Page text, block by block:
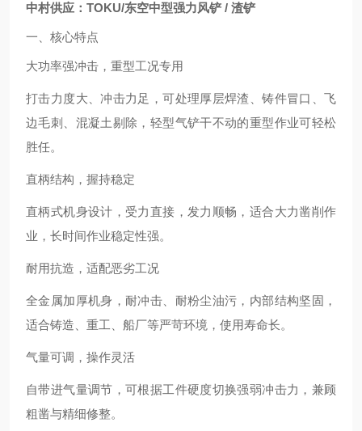
中村供应：TOKU/东空中型强力风铲 / 渣铲
一、核心特点
大功率强冲击，重型工况专用
打击力度大、冲击力足，可处理厚层焊渣、铸件冒口、飞
边毛刺、混凝土剔除 ，轻型气铲干不动的重型作业可轻松
胜任。
直柄结构，握持稳定
直柄式机身设计，受力直接，发力顺畅，适合大力凿削作
业，长时间作业稳定性强。
耐用抗造，适配恶劣工况
全金属加厚机身，耐冲击、耐粉尘油污，内部结构坚固，
适合铸造、重工、船厂等严苛环境，使用寿命长。
气量可调，操作灵活
自带进气量调节，可根据工件硬度切换强弱冲击力，兼顾
粗凿与精细修整。